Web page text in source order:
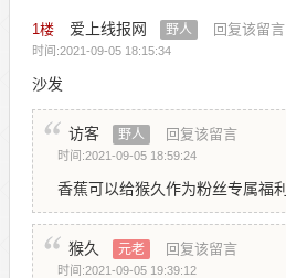
1 楼 爱上线报网 野人 回复该留言
时间:2021-09-05 18:15:34
沙发
访客 野人 回复该留言
时间:2021-09-05 18:59:24
香蕉可以给猴久作为粉丝专属福利
猴久 元老 回复该留言
时间:2021-09-05 19:39:12